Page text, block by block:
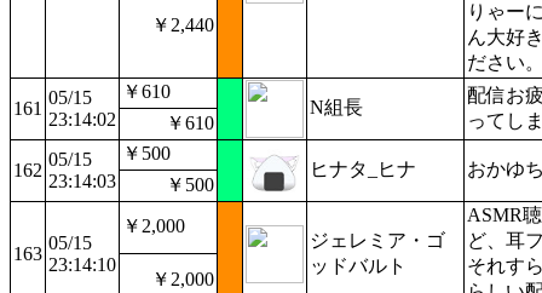
りゃー
ん大好
ださい
￥2,440
161
05/15
23:14:02
￥610
N組長
配信お
ってし
￥610
162
05/15
23:14:03
￥500
ヒナタ_ヒナ おかゆ
￥500
163
05/15
23:14:10
￥2,000
ジェレミア・ゴ
ッドバルト
ASMR
ど、耳
それす
￥2,000